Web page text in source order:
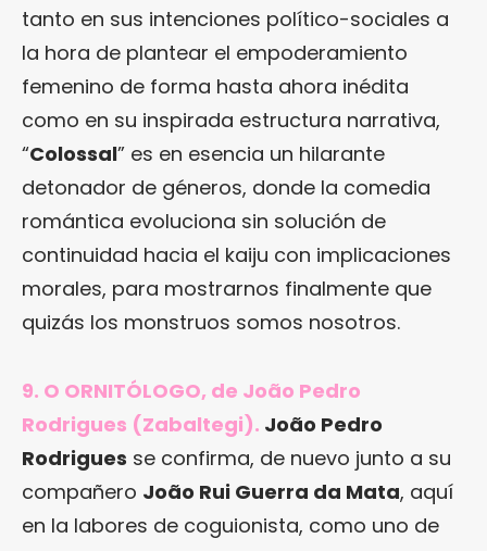
tanto en sus intenciones político-sociales a
la hora de plantear el empoderamiento
femenino de forma hasta ahora inédita
como en su inspirada estructura narrativa,
“Colossal” es en esencia un hilarante
detonador de géneros, donde la comedia
romántica evoluciona sin solución de
continuidad hacia el kaiju con implicaciones
morales, para mostrarnos finalmente que
quizás los monstruos somos nosotros.
9. O ORNITÓLOGO, de João Pedro
Rodrigues (Zabaltegi). João Pedro
Rodrigues se confirma, de nuevo junto a su
compañero João Rui Guerra da Mata, aquí
en la labores de coguionista, como uno de